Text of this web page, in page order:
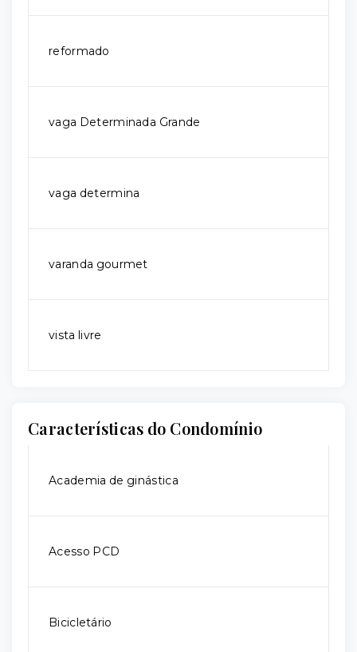
reformado
vaga Determinada Grande
vaga determina
varanda gourmet
vista livre
Características do Condomínio
Academia de ginástica
Acesso PCD
Bicicletário